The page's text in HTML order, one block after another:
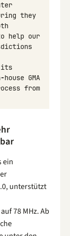
they
help our
its
-house GMA
from
ein
unterstützt
78 MHz. Ab